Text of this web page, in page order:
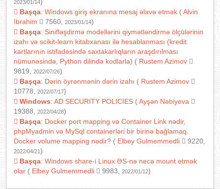
2023/01/14
Başqa: Windows giriş ekranına mesaj əlavə etmək (Alvin
Ibrahim
7560, 2023/01/14)
Başqa: Sinifləşdirmə modellərini qiymətləndirmə ölçülərinin
izahı və scikit-learn kitabxanası ilə hesablanması (kredit
kartlarının istifadəsində saxtakarlıqların araşdırılması
nümunəsində, Python dilində kodlarla) ( Rustem Azimov
9819,
2022/07/26)
Başqa: Dərin öyrənmənin dərin izahı ( Rustem Azimov
10778,
2022/07/17)
Windows: AD SECURITY POLICIES (Ayşən Nəbiyeva
19388,
2022/04/28)
Başqa: Docker port mapping və Container Link nədir,
phpMyadmin və MySql containerləri bir birinə bağlamaq.
Docker volume mapping nədir? ( Elbey Gulmemmedli 9220,
2022/04/21)
Başqa: Windows share-i Linux ƏS-nə necə mount etmək
olar ( Elbey Gulmemmedli 9983, 2022/01/12)